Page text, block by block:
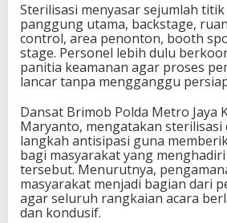
Sterilisasi menyasar sejumlah
panggung utama, backstage,
control, area penonton, booth
stage. Personel lebih dulu
panitia keamanan agar proses
lancar tanpa mengganggu
Dansat Brimob Polda Metro Jaya
Maryanto, mengatakan sterilisasi
langkah antisipasi guna
bagi masyarakat yang
tersebut. Menurutnya,
masyarakat menjadi bagian dari
agar seluruh rangkaian acara
dan kondusif.